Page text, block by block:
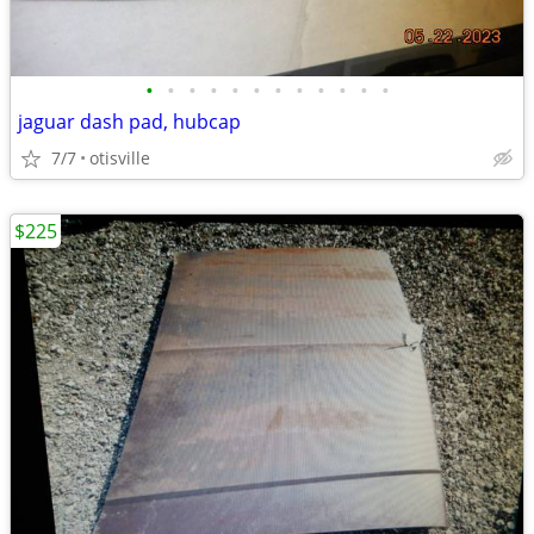
• • • • • • • • • • • •
jaguar dash pad, hubcap
7/7 otisville
$225